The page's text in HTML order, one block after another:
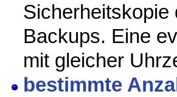
Sicherheitskopie
Backups. Eine
mit gleicher
bestimmte